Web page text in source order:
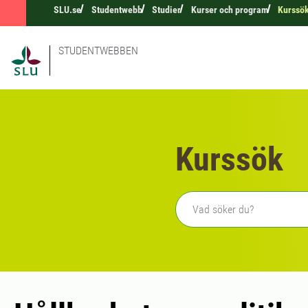
SLU.se Studentwebb Studier Kurser och program
STUDENTWEBBEN
Kurssök
Fritext sökning